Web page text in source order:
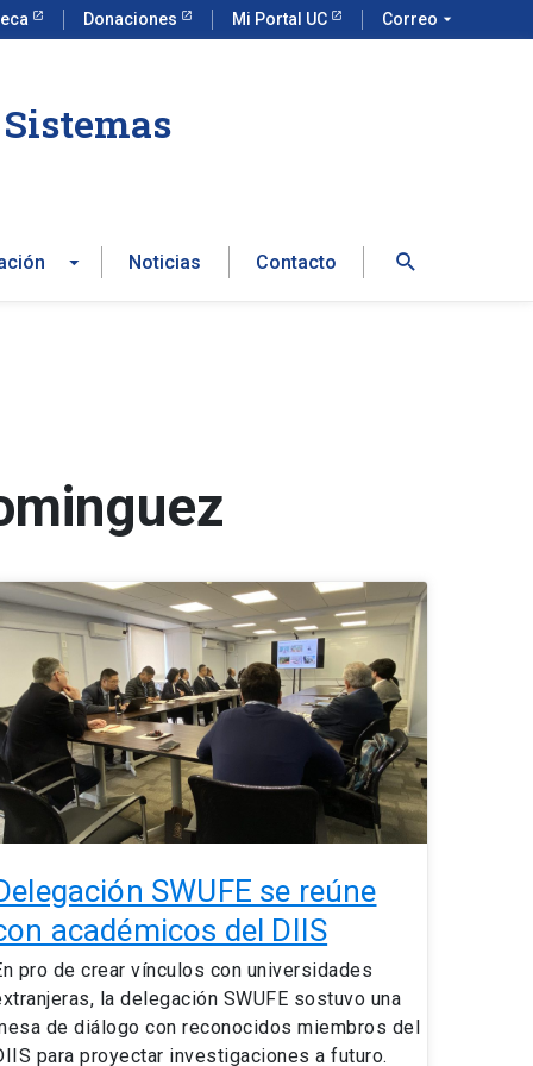
Donaciones Mi Portal UC Correo arrow_drop_down
Noticias Contacto Buscar
SWUFE se reúne
académicos del DIIS
pro de crear vínculos con universidades
la delegación SWUFE sostuvo una
de diálogo con reconocidos miembros del
para proyectar investigaciones a futuro.
reúne
del